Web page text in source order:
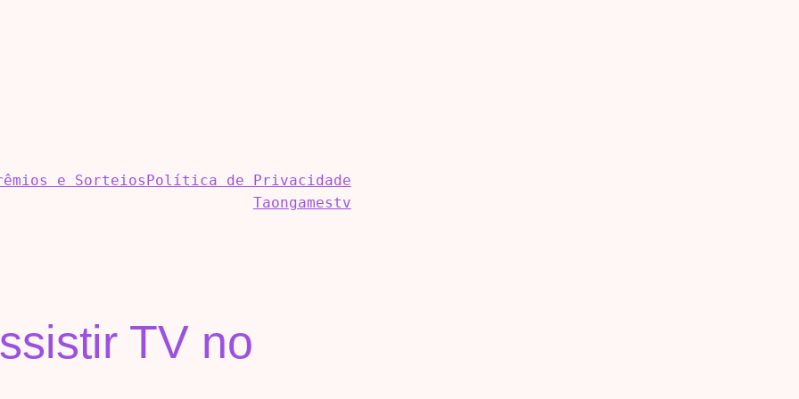
e Sorteios Política de Privacidade
Taongamestv
TV no